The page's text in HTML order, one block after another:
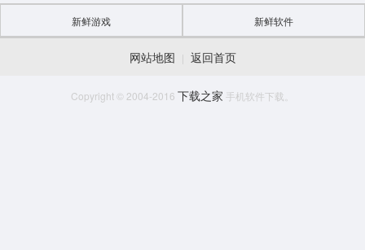
新鲜游戏 新鲜软件
网站地图 | 返回首页
Copyright © 2004-2016 下载之家 手机软件下载。